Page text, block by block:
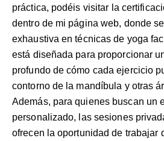
práctica, podéis visitar la
dentro de mi página web, donde
exhaustiva en técnicas de yoga
está diseñada para proporcionar
profundo de cómo cada ejercicio
contorno de la mandíbula y otras
Además, para quienes buscan un
personalizado, las sesiones
ofrecen la oportunidad de trabajar